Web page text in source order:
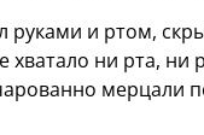
руками и ртом,
хватало ни рта,
мерцали